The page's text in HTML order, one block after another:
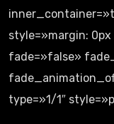
style=»margin:
fade=»false»
type=»1/1″